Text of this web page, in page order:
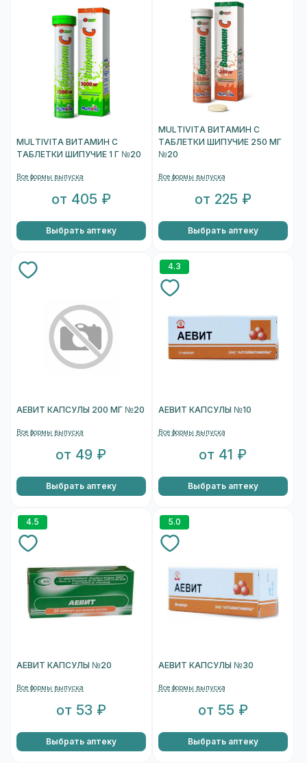
MULTIVITA ВИТАМИН С
ТАБЛЕТКИ ШИПУЧИЕ 1 Г №20
Все формы выпуска
от 405 ₽
Выбрать аптеку
MULTIVITA ВИТАМИН С
ТАБЛЕТКИ ШИПУЧИЕ 250 МГ
№20
Все формы выпуска
от 225 ₽
Выбрать аптеку
АЕВИТ КАПСУЛЫ 200 МГ №20
Все формы выпуска
от 49 ₽
Выбрать аптеку
4.3
АЕВИТ КАПСУЛЫ №10
Все формы выпуска
от 41 ₽
Выбрать аптеку
4.5
АЕВИТ КАПСУЛЫ №20
Все формы выпуска
от 53 ₽
Выбрать аптеку
5.0
АЕВИТ КАПСУЛЫ №30
Все формы выпуска
от 55 ₽
Выбрать аптеку